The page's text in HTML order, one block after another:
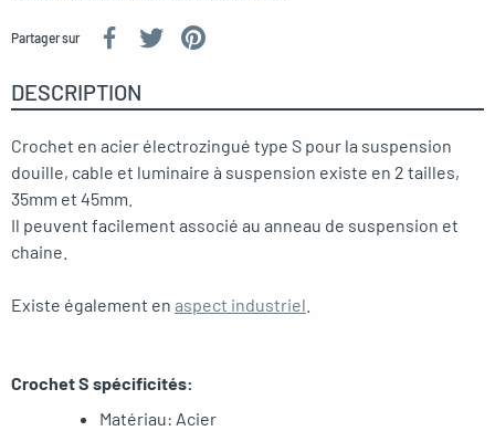
Partager sur
DESCRIPTION
Crochet en acier électrozingué type S pour la suspension
douille, cable et luminaire à suspension existe en 2 tailles,
35mm et 45mm.
Il peuvent facilement associé au anneau de suspension et
chaine.
Existe également en aspect industriel
Crochet S spécificités:
Matériau: Acier